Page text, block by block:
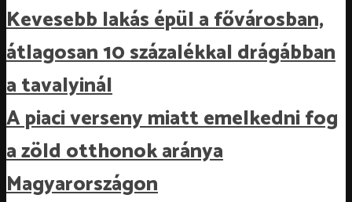
Kevesebb lakás épül a fővárosban,
átlagosan 10 százalékkal drágábban
a tavalyinál
A piaci verseny miatt emelkedni fog
a zöld otthonok aránya
Magyarországon